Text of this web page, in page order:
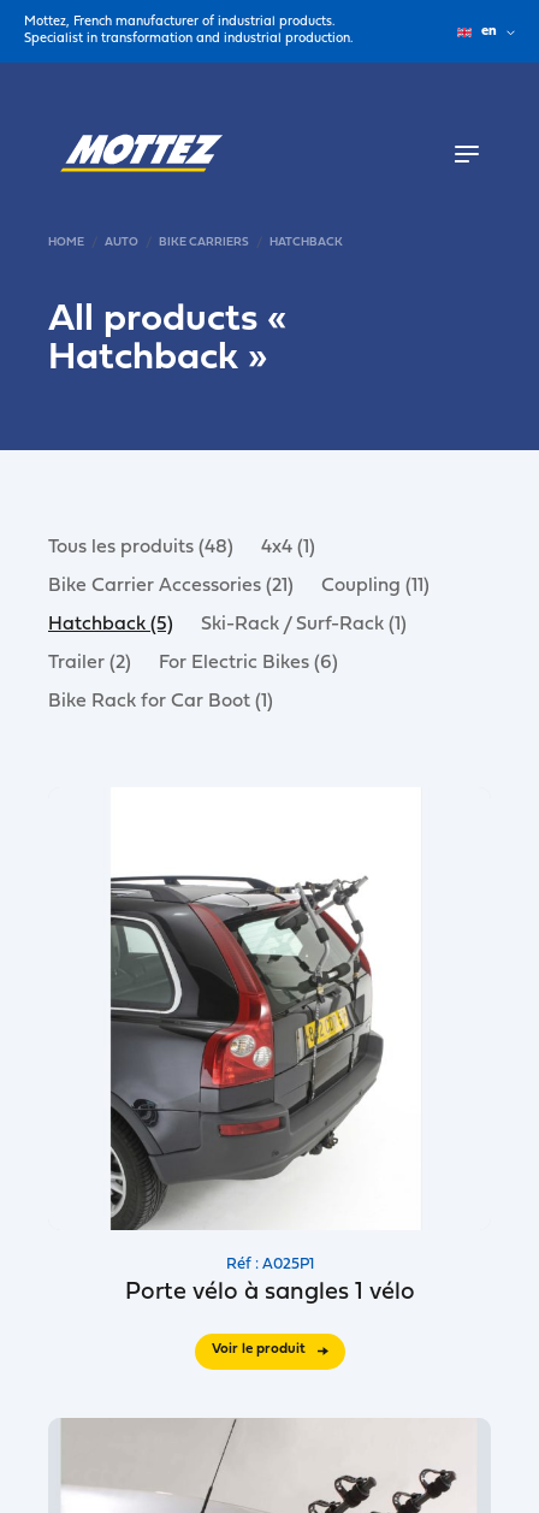
Mottez, French manufacturer of industrial products.
Specialist in transformation and industrial production.
en
HOME AUTO BIKE CARRIERS HATCHBACK
All products «
Hatchback »
Tous les produits (48)
4x4 (1)
Bike Carrier Accessories (21)
Coupling (11)
Hatchback (5)
Ski-Rack / Surf-Rack (1)
Trailer (2)
For Electric Bikes (6)
Bike Rack for Car Boot (1)
Réf : A025P1
Porte vélo à sangles 1 vélo
Voir le produit